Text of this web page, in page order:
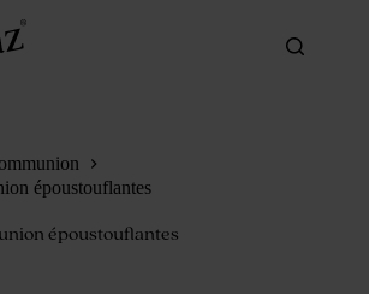
époustouflantes
époustouflantes